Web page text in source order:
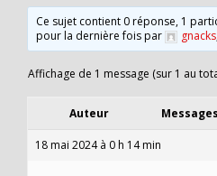
Ce sujet contient 0 réponse, 1
pour la dernière fois par
gnacks
Affichage de 1 message (sur 1 au
Auteur Messages
18 mai 2024 à 0 h 14 min